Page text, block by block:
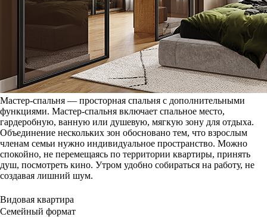
Мастер-спальня — просторная спальня с дополнительными
функциями. Мастер-спальня включает спальное место,
гардеробную, ванную или душевую, мягкую зону для отдыха.
Объединение нескольких зон обосновано тем, что взрослым
членам семьи нужно индивидуальное пространство. Можно
спокойно, не перемещаясь по территории квартиры, принять
душ, посмотреть кино. Утром удобно собираться на работу, не
создавая лишний шум.
Видовая квартира
Семейный формат